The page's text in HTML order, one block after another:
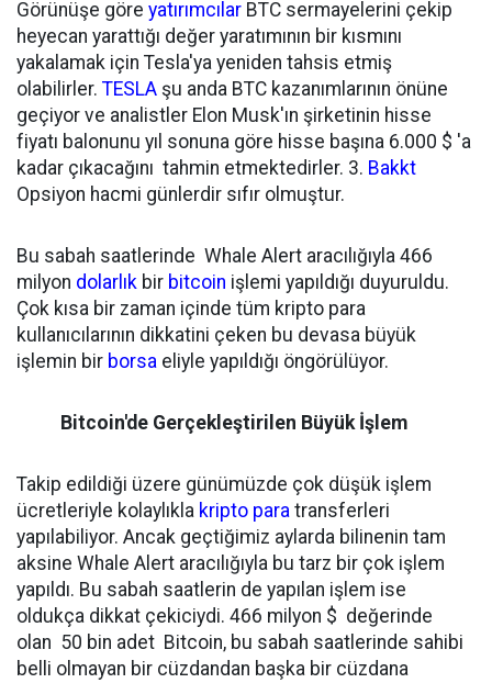
Görünüşe göre yatırımcılar BTC sermayelerini çekip
heyecan yarattığı değer yaratımının bir kısmını
yakalamak için Tesla'ya yeniden tahsis etmiş
olabilirler. TESLA şu anda BTC kazanımlarının önüne
geçiyor ve analistler Elon Musk'ın şirketinin hisse
fiyatı balonunu yıl sonuna göre hisse başına 6.000 $ 'a
kadar çıkacağını tahmin etmektedirler. 3. Bakkt
Opsiyon hacmi günlerdir sıfır olmuştur.
Bu sabah saatlerinde Whale Alert aracılığıyla 466
milyon dolarlık bir bitcoin işlemi yapıldığı duyuruldu.
Çok kısa bir zaman içinde tüm kripto para
kullanıcılarının dikkatini çeken bu devasa büyük
işlemin bir borsa eliyle yapıldığı öngörülüyor.
Bitcoin'de Gerçekleştirilen Büyük İşlem
Takip edildiği üzere günümüzde çok düşük işlem
ücretleriyle kolaylıkla kripto para transferleri
yapılabiliyor. Ancak geçtiğimiz aylarda bilinenin tam
aksine Whale Alert aracılığıyla bu tarz bir çok işlem
yapıldı. Bu sabah saatlerin de yapılan işlem ise
oldukça dikkat çekiciydi. 466 milyon $ değerinde
olan 50 bin adet Bitcoin, bu sabah saatlerinde sahibi
belli olmayan bir cüzdandan başka bir cüzdana